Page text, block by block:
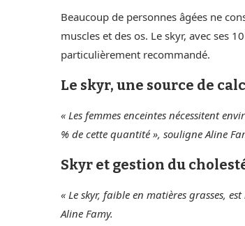
Beaucoup de personnes âgées ne
muscles et des os. Le skyr, avec ses
particulièrement recommandé.
Le skyr, une source de
« Les femmes enceintes nécessitent
% de cette quantité », souligne Aline
Skyr et gestion du
« Le skyr, faible en matières grasses,
Aline Famy.